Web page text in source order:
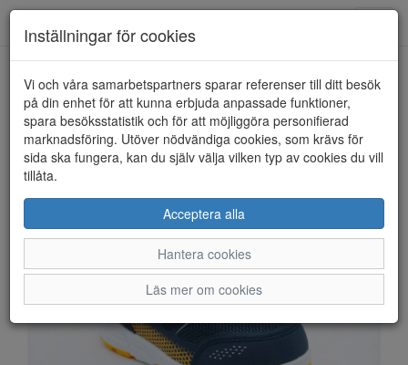
HEM LEAF
Inställningar för cookies
Vi och våra samarbetspartners sparar referenser till ditt besök
på din enhet för att kunna erbjuda anpassade funktioner,
spara besöksstatistik och för att möjliggöra personifierad
marknadsföring. Utöver nödvändiga cookies, som krävs för
sida ska fungera, kan du själv välja vilken typ av cookies du vill
tillåta.
Acceptera alla
Hantera cookies
Läs mer om cookies